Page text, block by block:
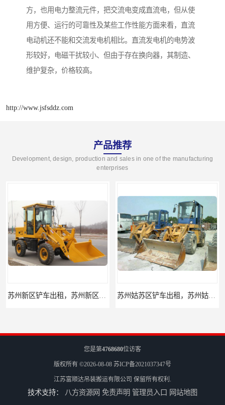
方，也用电力整流元件，把交流电变成直流电，但从使
用方便、运行的可靠性及某些工作性能方面来看，直流
电动机还不能和交流发电机相比。直流发电机的电势波
形较好，电磁干扰较小、但由于存在换向器，其制造、
维护复杂，价格较高。
http://www.jsfsddz.com
产品推荐
Development, design, production and sales in one of the manufacturing
enterprises
苏州姑苏区铲车出租，苏州姑苏区装载机出租 昆山升降机出租，昆山升降平台出租
您是第4768680位访客
版权所有 ©2026-08-08 苏ICP备2021037347号
江苏富顺达吊装搬运有限公司 保留所有权利.
技术支持： 八方资源网 免责声明 管理员入口 网站地图